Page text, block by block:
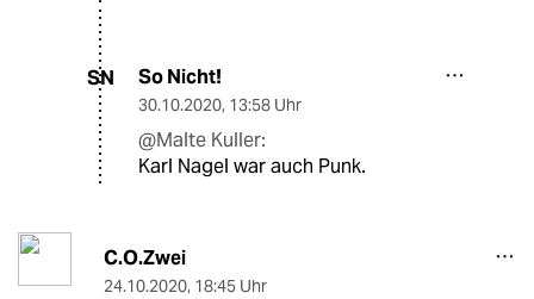
SN So Nicht!
30.10.2020, 13:58 Uhr
@Malte Kuller:
Karl Nagel war auch Punk.
C.O.Zwei
24.10.2020, 18:45 Uhr